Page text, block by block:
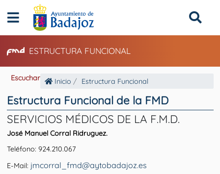
ESTRUCTURA FUNCIONAL
Escuchar Inicio Estructura Funcional
Estructura Funcional de la FMD
SERVICIOS MÉDICOS DE LA F.M.D.
José Manuel Corral Ridruguez.
Teléfono: 924.210.067
E-Mail: jmcorral_fmd@aytobadajoz.es